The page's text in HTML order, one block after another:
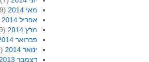
מאי 2014
(9)
אפריל 2014
מרץ 2014
(9)
פברואר 2014
ינואר 2014
(7)
דצמבר 2013